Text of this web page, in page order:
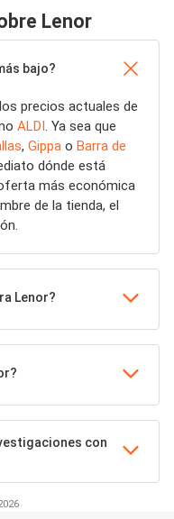
Lenor
bajo?
precios actuales de
ALDI . Ya sea que
, Gippa o Barra de
dónde está
más económica
de la tienda, el
Lenor?
con